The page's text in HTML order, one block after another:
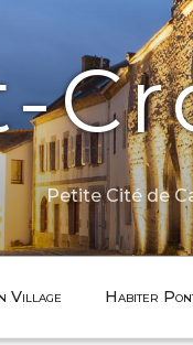
Petite Cité de
Village Habiter